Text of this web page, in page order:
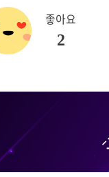
좋아요
2